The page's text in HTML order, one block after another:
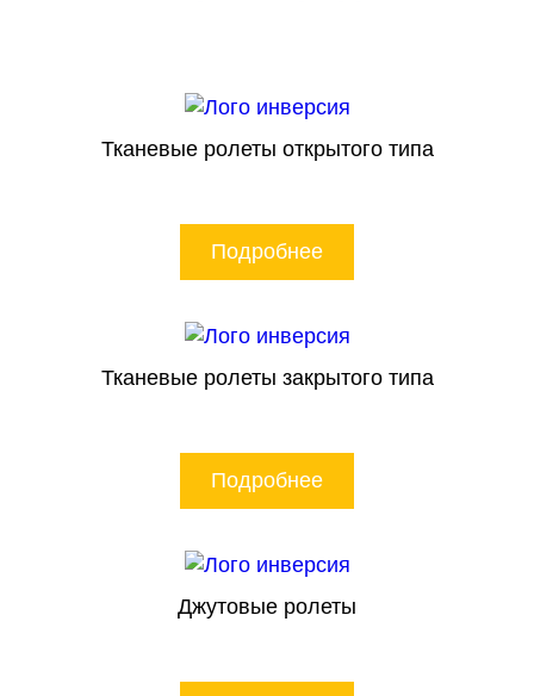
Тканевые ролеты открытого типа
Подробнее
Тканевые ролеты закрытого типа
Подробнее
Джутовые ролеты